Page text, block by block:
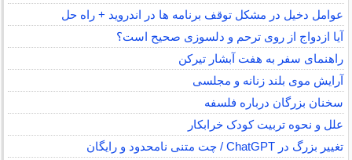
عوامل دخیل در مشکل توقف برنامه ها در اندروید + راه حل
آیا ازدواج از روی ترحم و دلسوزی صحیح است؟
راهنمای سفر به هفت آبشار تیرکن
آرایش موی بلند زنانه و مجلسی
سخنان بزرگان درباره فلسفه
علل و نحوه تربیت کودک خرابکار
تغییر بزرگ در ChatGPT / چت متنی نامحدود و رایگان